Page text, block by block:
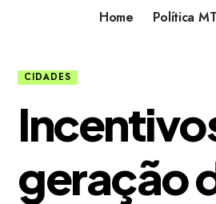
Home Política MT
CIDADES
geração